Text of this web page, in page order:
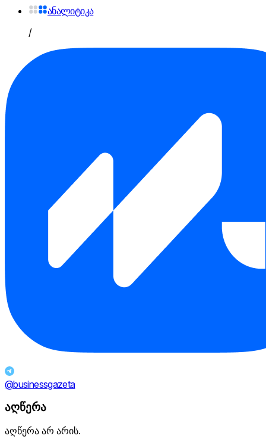
ანალიტიკა
/
@businessgazeta
აღწერა
აღწერა არ არის.